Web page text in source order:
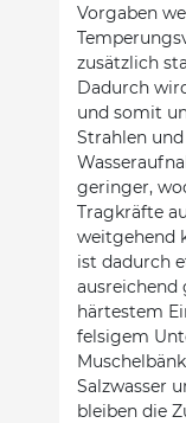
Vorgaben
zusätzlich
Dadurch
und somit
Strahlen
geringer,
Tragkräfte
weitgehend
ist dadurch
ausreichend
härtestem
felsigem
Salzwasser
bleiben die